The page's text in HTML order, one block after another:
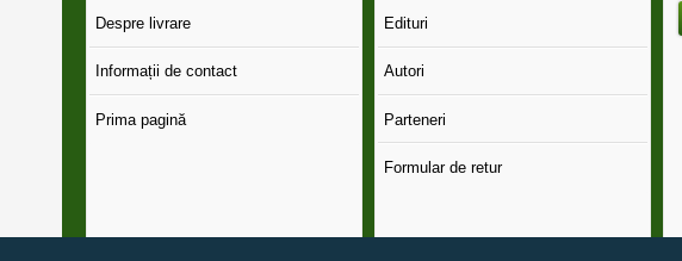
Despre livrare
Informații de contact
Prima pagină
Edituri
Autori
Parteneri
Formular de retur